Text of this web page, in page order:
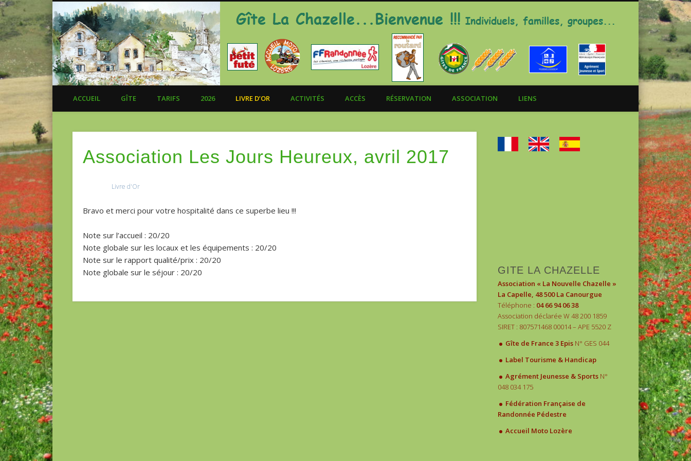
ACCUEIL GÎTE TARIFS 2026 LIVRE D’OR ACTIVITÉS ACCÈS RÉSERVATION ASSOCIATION LIENS
Association Les Jours Heureux, avril 2017
Livre d'Or
Bravo et merci pour votre hospitalité dans ce superbe lieu !!!
Note sur l’accueil : 20/20
Note globale sur les locaux et les équipements : 20/20
Note sur le rapport qualité/prix : 20/20
Note globale sur le séjour : 20/20
GITE LA CHAZELLE
Association « La Nouvelle Chazelle »
La Capelle, 48 500 La Canourgue
Téléphone : 04 66 94 06 38
Association déclarée W 48 200 1859
SIRET : 807571468 00014 – APE 5520 Z
.Gîte de France 3 Epis N° GES 044
. Label Tourisme & Handicap
. Agrément Jeunesse & Sports N°
048 034 175
.Fédération Française de
Randonnée Pédestre
.Accueil Moto Lozère